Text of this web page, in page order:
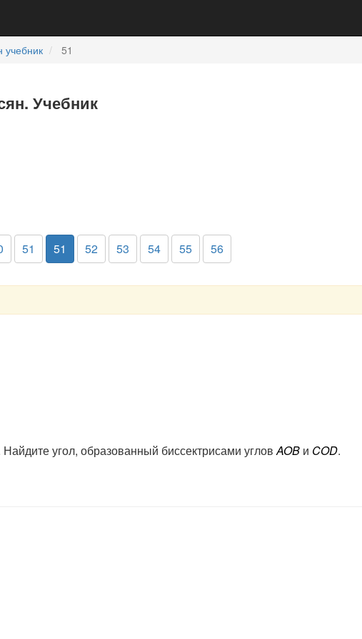
учебник 51
Учебник
51 51 52 53 54 55 56
Найдите угол, образованный биссектрисами угловAOB и COD.